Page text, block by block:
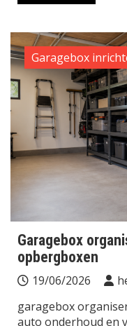
Garagebox
Garagebox
opbergboxen
19/06/2026
garagebox
auto onderhoud en